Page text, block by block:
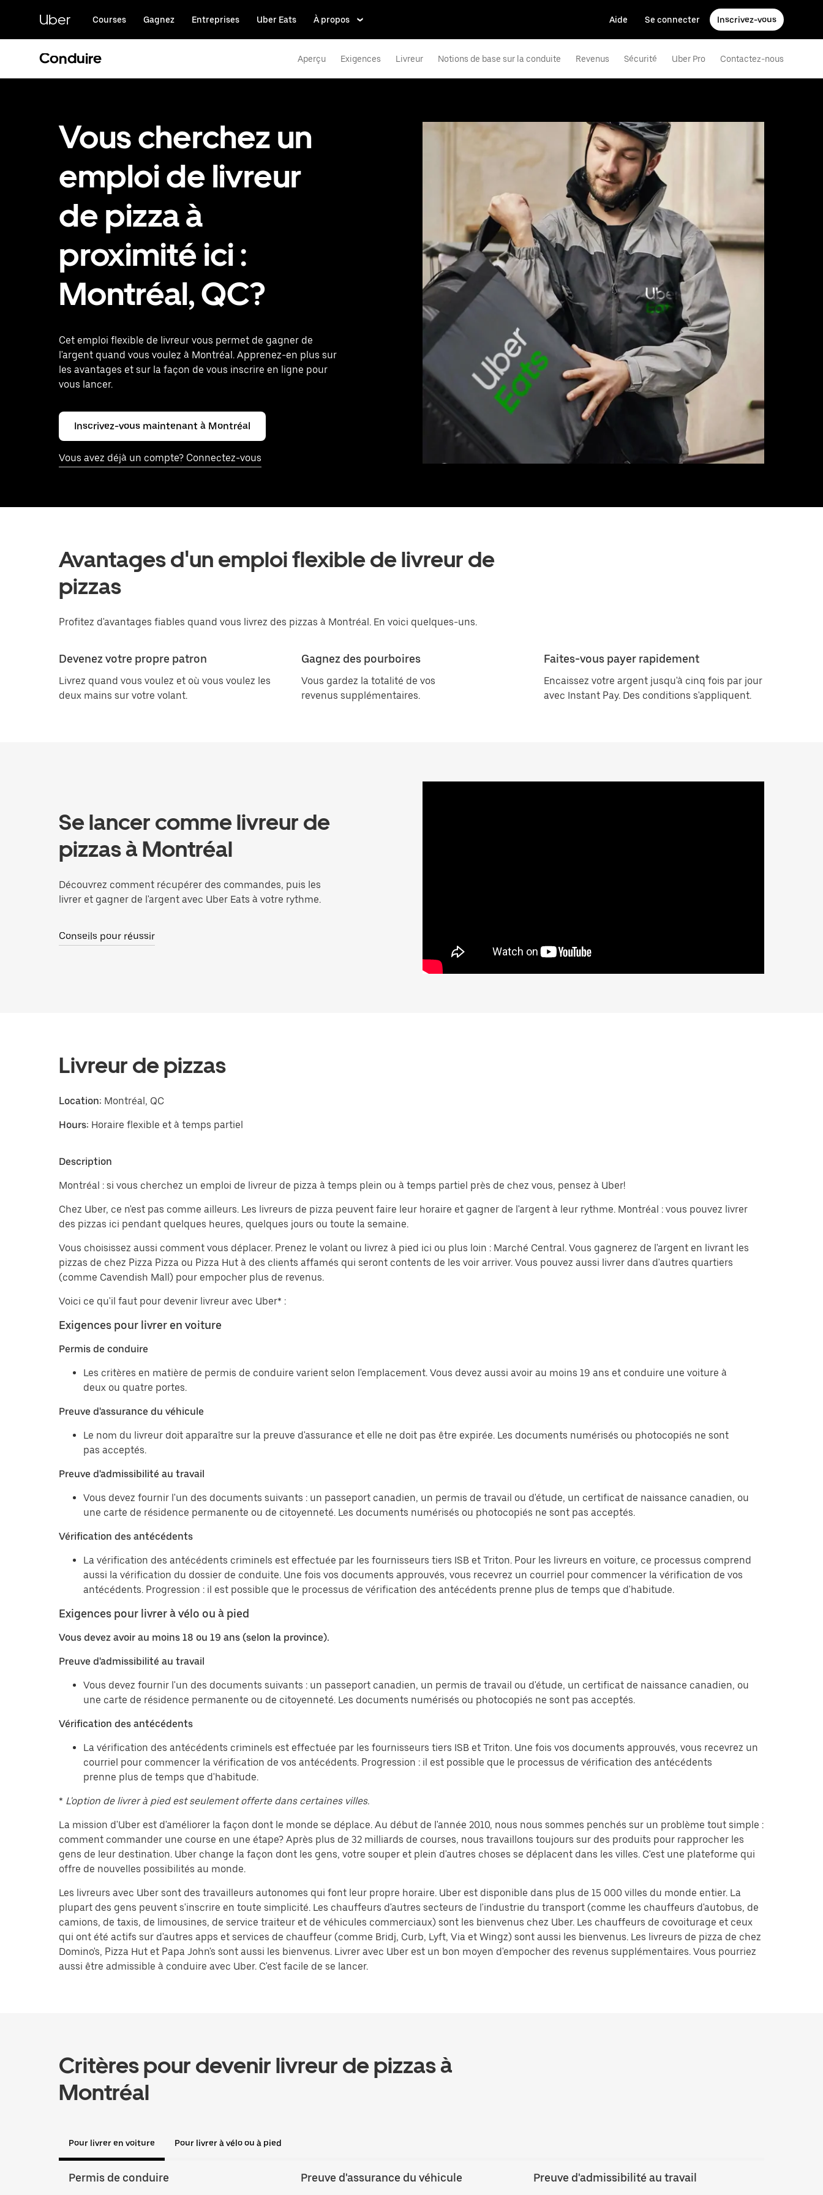
principal
Uber Courses Gagnez Entreprises Uber Eats À propos Aide Se connecter Inscrivez-vous
Conduire Aperçu Exigences Livreur Notions de base sur la conduite Revenus Sécurité Uber Pro Contactez-nous
Vous cherchez un
emploi de livreur
de pizza à
proximité ici :
Montréal, QC?
Cet emploi flexible de livreur vous permet de gagner de
l'argent quand vous voulez à Montréal. Apprenez-en plus sur
les avantages et sur la façon de vous inscrire en ligne pour
vous lancer.
Inscrivez-vous maintenant à Montréal
Vous avez déjà un compte? Connectez-vous
Avantages d'un emploi flexible de livreur de
pizzas
Profitez d'avantages fiables quand vous livrez des pizzas à Montréal. En voici quelques-uns.
Devenez votre propre patron
Livrez quand vous voulez et où vous voulez les
deux mains sur votre volant.
Gagnez des pourboires
Vous gardez la totalité de vos
revenus supplémentaires.
Faites-vous payer rapidement
Encaissez votre argent jusqu'à cinq fois par jour
avec Instant Pay. Des conditions s'appliquent.
Se lancer comme livreur de
pizzas à Montréal
Découvrez comment récupérer des commandes, puis les
livrer et gagner de l'argent avec Uber Eats à votre rythme.
Conseils pour réussir
Livreur de pizzas
Location: Montréal, QC
Hours: Horaire flexible et à temps partiel
Description
Montréal : si vous cherchez un emploi de livreur de pizza à temps plein ou à temps partiel près de chez vous, pensez à Uber!
Chez Uber, ce n'est pas comme ailleurs. Les livreurs de pizza peuvent faire leur horaire et gagner de l'argent à leur rythme. Montréal : vous pouvez livrer
des pizzas ici pendant quelques heures, quelques jours ou toute la semaine.
Vous choisissez aussi comment vous déplacer. Prenez le volant ou livrez à pied ici ou plus loin : Marché Central. Vous gagnerez de l'argent en livrant les
pizzas de chez Pizza Pizza ou Pizza Hut à des clients affamés qui seront contents de les voir arriver. Vous pouvez aussi livrer dans d'autres quartiers
(comme Cavendish Mall) pour empocher plus de revenus.
Voici ce qu'il faut pour devenir livreur avec Uber* :
Exigences pour livrer en voiture
Permis de conduire
Les critères en matière de permis de conduire varient selon l'emplacement. Vous devez aussi avoir au moins 19 ans et conduire une voiture à
deux ou quatre portes.
Preuve d'assurance du véhicule
Le nom du livreur doit apparaître sur la preuve d'assurance et elle ne doit pas être expirée. Les documents numérisés ou photocopiés ne sont
pas acceptés.
Preuve d'admissibilité au travail
Vous devez fournir l'un des documents suivants : un passeport canadien, un permis de travail ou d'étude, un certificat de naissance canadien, ou
une carte de résidence permanente ou de citoyenneté. Les documents numérisés ou photocopiés ne sont pas acceptés.
Vérification des antécédents
La vérification des antécédents criminels est effectuée par les fournisseurs tiers ISB et Triton. Pour les livreurs en voiture, ce processus comprend
aussi la vérification du dossier de conduite. Une fois vos documents approuvés, vous recevrez un courriel pour commencer la vérification de vos
antécédents. Progression : il est possible que le processus de vérification des antécédents prenne plus de temps que d'habitude.
Exigences pour livrer à vélo ou à pied
Vous devez avoir au moins 18 ou 19 ans (selon la province).
Preuve d'admissibilité au travail
Vous devez fournir l'un des documents suivants : un passeport canadien, un permis de travail ou d'étude, un certificat de naissance canadien, ou
une carte de résidence permanente ou de citoyenneté. Les documents numérisés ou photocopiés ne sont pas acceptés.
Vérification des antécédents
La vérification des antécédents criminels est effectuée par les fournisseurs tiers ISB et Triton. Une fois vos documents approuvés, vous recevrez un
courriel pour commencer la vérification de vos antécédents. Progression : il est possible que le processus de vérification des antécédents
prenne plus de temps que d'habitude.
* L'option de livrer à pied est seulement offerte dans certaines villes.
La mission d'Uber est d'améliorer la façon dont le monde se déplace. Au début de l'année 2010, nous nous sommes penchés sur un problème tout simple :
comment commander une course en une étape? Après plus de 32 milliards de courses, nous travaillons toujours sur des produits pour rapprocher les
gens de leur destination. Uber change la façon dont les gens, votre souper et plein d'autres choses se déplacent dans les villes. C'est une plateforme qui
offre de nouvelles possibilités au monde.
Les livreurs avec Uber sont des travailleurs autonomes qui font leur propre horaire. Uber est disponible dans plus de 15 000 villes du monde entier. La
plupart des gens peuvent s'inscrire en toute simplicité. Les chauffeurs d'autres secteurs de l'industrie du transport (comme les chauffeurs d'autobus, de
camions, de taxis, de limousines, de service traiteur et de véhicules commerciaux) sont les bienvenus chez Uber. Les chauffeurs de covoiturage et ceux
qui ont été actifs sur d'autres apps et services de chauffeur (comme Bridj, Curb, Lyft, Via et Wingz) sont aussi les bienvenus. Les livreurs de pizza de chez
Domino's, Pizza Hut et Papa John's sont aussi les bienvenus. Livrer avec Uber est un bon moyen d'empocher des revenus supplémentaires. Vous pourriez
aussi être admissible à conduire avec Uber. C'est facile de se lancer.
Critères pour devenir livreur de pizzas à
Montréal
Pour livrer en voiture Pour livrer à vélo ou à pied
Permis de conduire Preuve d'assurance du véhicule Preuve d'admissibilité au travail